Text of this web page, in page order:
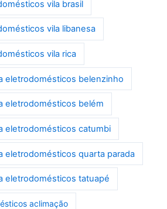
vila brasil
vila libanesa
vila rica
eletrodomésticos belenzinho
eletrodomésticos belém
eletrodomésticos catumbi
eletrodomésticos quarta parada
eletrodomésticos tatuapé
aclimação